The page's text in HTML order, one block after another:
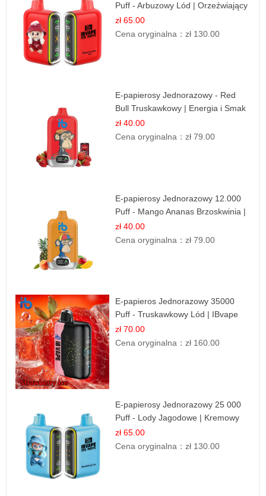
Puff - Arbuzowy Lód | Orzeźwiający
Smak
zł 65.00
Cena oryginalna：zł 130.00
E-papierosy Jednorazowy - Red
Bull Truskawkowy | Energia i Smak
zł 40.00
Cena oryginalna：zł 79.00
E-papierosy Jednorazowy 12.000
Puff - Mango Ananas Brzoskwinia |
Tropikalna Mieszanka
zł 40.00
Cena oryginalna：zł 79.00
E-papieros Jednorazowy 35000
Puff - Truskawkowy Lód | IBvape
zł 70.00
Cena oryginalna：zł 160.00
E-papierosy Jednorazowy 25 000
Puff - Lody Jagodowe | Kremowy
Smak
zł 65.00
Cena oryginalna：zł 130.00